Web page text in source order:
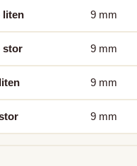
liten 9 mm
stor 9 mm
9 mm
9 mm